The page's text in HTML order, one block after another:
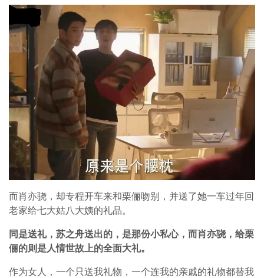
而肖亦骁，却专程开车来和栗俪吻别，并送了她一车过年回
老家给七大姑八大姨的礼品。
同是送礼，苏之舟送出的，是那份小私心，而肖亦骁，给栗
俪的则是人情世故上的全面大礼。
作为女人，一个只送我礼物，一个连我的亲戚的礼物都替我